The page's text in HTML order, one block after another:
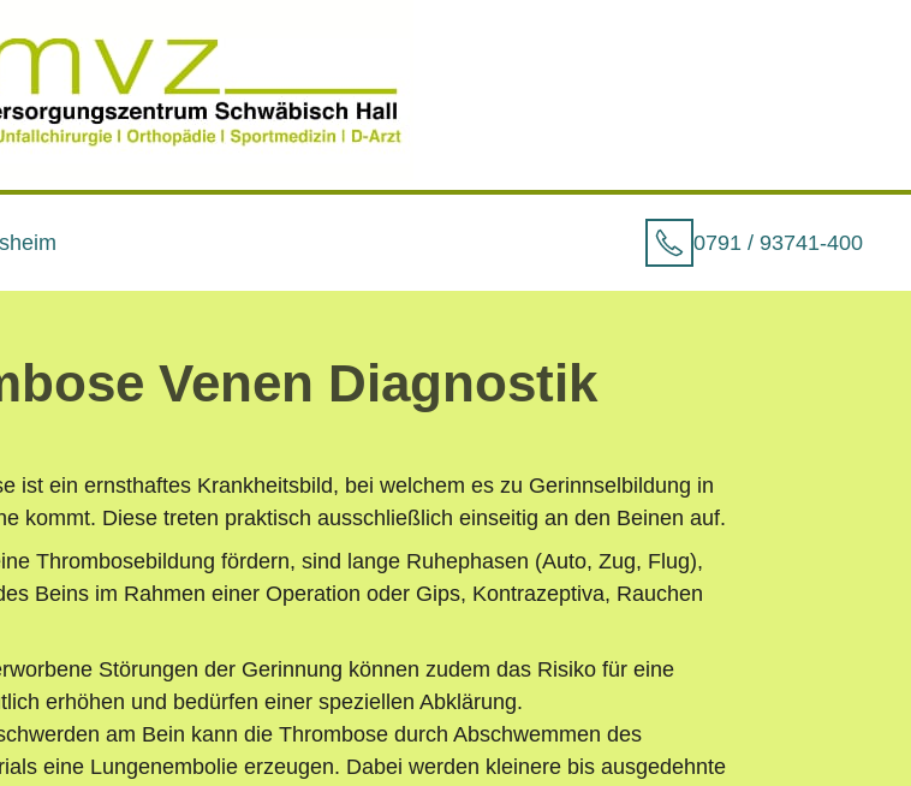
0791 / 93741-400
Venen Diagnostik
ist ein ernsthaftes Krankheitsbild, bei welchem es zu Gerinnselbildung in
kommt. Diese treten praktisch ausschließlich einseitig an den Beinen auf.
Thrombosebildung fördern, sind lange Ruhephasen (Auto, Zug, Flug),
Beins im Rahmen einer Operation oder Gips, Kontrazeptiva, Rauchen
Störungen der Gerinnung können zudem das Risiko für eine
erhöhen und bedürfen einer speziellen Abklärung.
am Bein kann die Thrombose durch Abschwemmen des
eine Lungenembolie erzeugen. Dabei werden kleinere bis ausgedehnte